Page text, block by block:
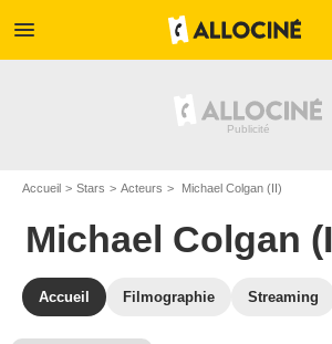
menu
Accueil Stars Acteurs Michael Colgan (II)
Michael Colgan
Accueil Filmographie Streaming